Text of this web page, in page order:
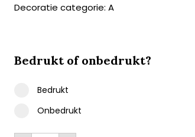
Decoratie categorie: A
Bedrukt of onbedrukt?
Bedrukt
Onbedrukt